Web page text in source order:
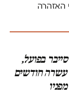
אחרי האזהרה
בפועל,
– עשרה חודשים